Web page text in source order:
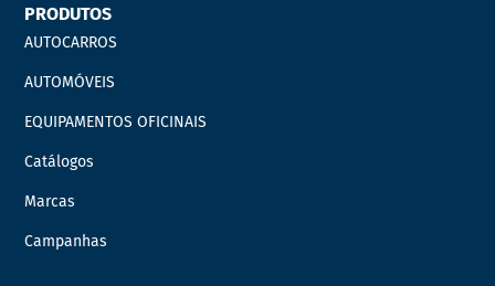
PRODUTOS
AUTOCARROS
AUTOMÓVEIS
EQUIPAMENTOS OFICINAIS
Catálogos
Marcas
Campanhas